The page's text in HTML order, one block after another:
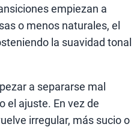
empiezan a
o menos naturales, el
la suavidad tonal
a separarse mal
el ajuste. En vez de
irregular, más sucio o